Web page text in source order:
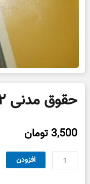
حقوق مدنی ۲ دست دوم
3,500 تومان
حقوق
مدنی
افزودن